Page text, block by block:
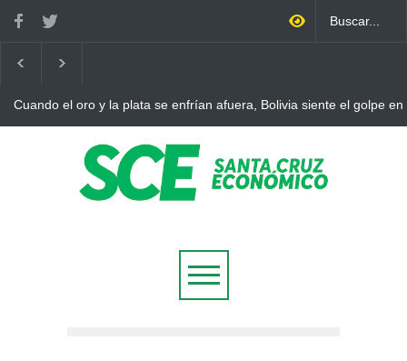
Cuando el oro y la plata se enfrían afuera, Bolivia siente el golpe en